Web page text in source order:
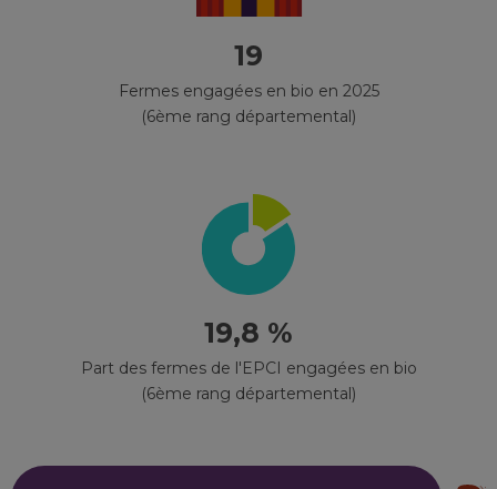
19
Fermes engagées en bio en 2025
(6ème rang départemental)
19,8 %
Part des fermes de l'EPCI engagées en bio
(6ème rang départemental)